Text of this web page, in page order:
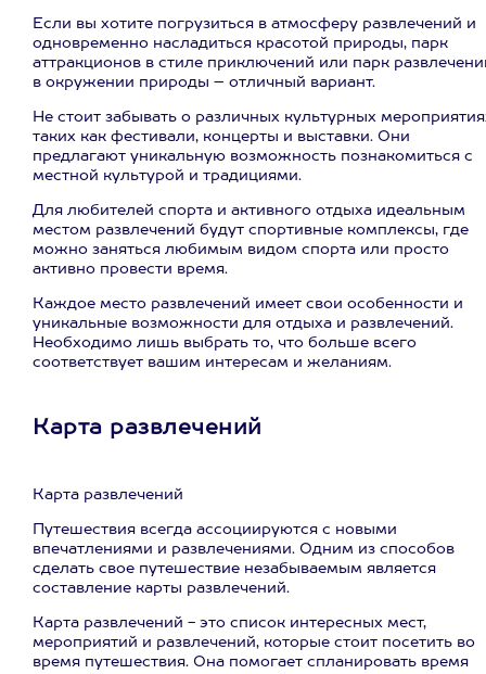
Если вы хотите погрузиться в атмосферу развлечений и
одновременно насладиться красотой природы, парк
аттракционов в стиле приключений или парк
в окружении природы – отличный вариант.
Не стоит забывать о различных культурных
таких как фестивали, концерты и выставки. Они
предлагают уникальную возможность познакомиться с
местной культурой и традициями.
Для любителей спорта и активного отдыха идеальным
местом развлечений будут спортивные комплексы, где
можно заняться любимым видом спорта или просто
активно провести время.
Каждое место развлечений имеет свои особенности и
уникальные возможности для отдыха и развлечений.
Необходимо лишь выбрать то, что больше всего
соответствует вашим интересам и желаниям.
Карта развлечений
Карта развлечений
Путешествия всегда ассоциируются с новыми
впечатлениями и развлечениями. Одним из способов
сделать свое путешествие незабываемым является
составление карты развлечений.
Карта развлечений - это список интересных мест,
мероприятий и развлечений, которые стоит посетить во
время путешествия. Она помогает спланировать время